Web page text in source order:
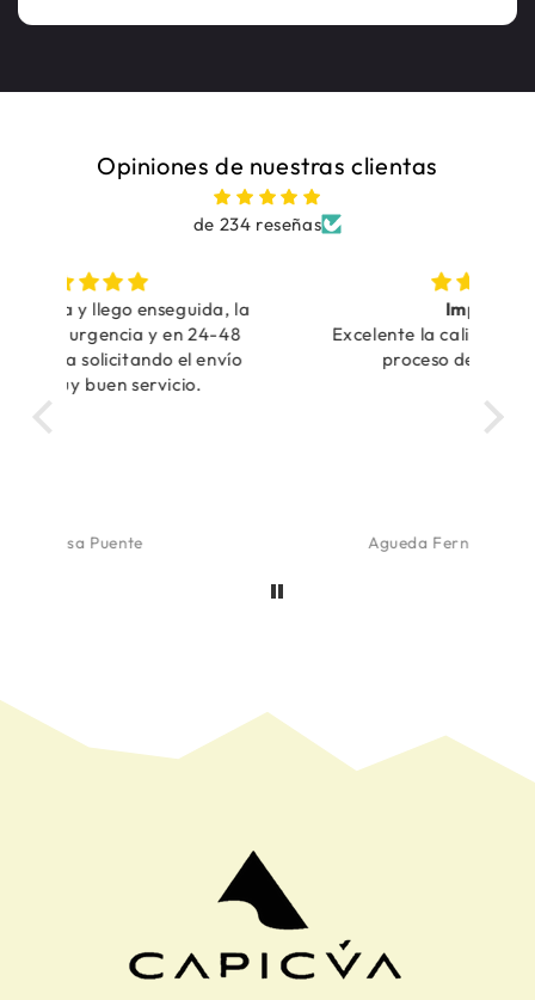
Opiniones de nuestras clientas
de 234 reseñas
Impecable
Excelente la calidad del producto y el
proceso de compra online
Agueda Fernandez de Aranguiz